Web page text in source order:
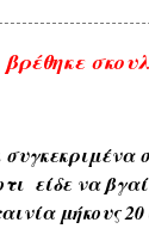
είδε να
μήκους